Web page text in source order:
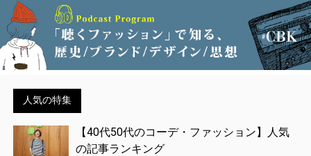
人気の特集
【40代50代のコーデ・ファッション】人気
の記事ランキング